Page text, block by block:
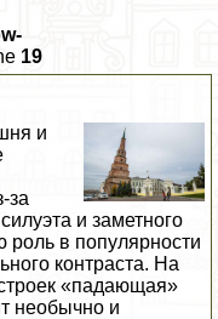
19
и
за
и заметного
роль в популярности
контраста. На
«падающая»
необычно и